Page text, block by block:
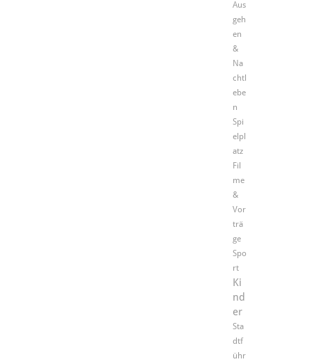
Aus
geh
en
&
Na
chtl
ebe
n
Spi
elpl
atz
Fil
me
&
Vor
trä
ge
Spo
rt
Ki
nd
er
Sta
dtf
ühr